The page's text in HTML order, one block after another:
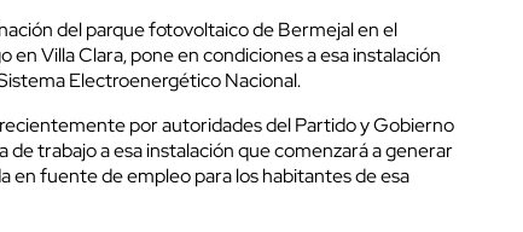
del parque fotovoltaico de Bermejal en el
en Villa Clara, pone en condiciones a esa instalación
Electroenergético Nacional.
por autoridades del Partido y Gobierno
de trabajo a esa instalación que comenzará a generar
en fuente de empleo para los habitantes de esa